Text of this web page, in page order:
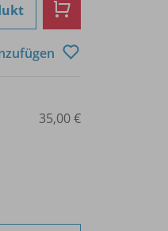
35,00 €